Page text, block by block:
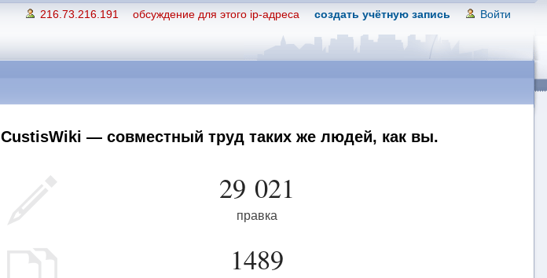
216.73.216.191 обсуждение для этого ip-адреса создать учётную запись Войти
CustisWiki — совместный труд таких же людей, как вы.
29 021
правка
1489